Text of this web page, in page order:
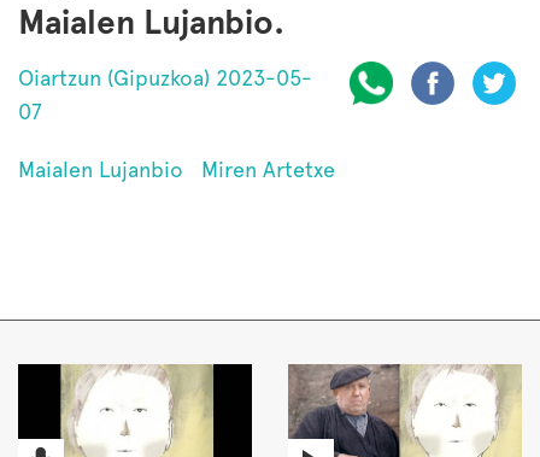
Maialen Lujanbio.
Oiartzun (Gipuzkoa) 2023-05-
07
Maialen Lujanbio Miren Artetxe